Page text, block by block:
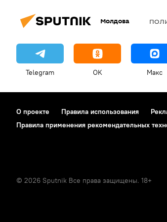
Молдова
Telegram OK Макс
О проекте Правила использования
Правила применения рекомендательных
© 2026 Sputnik Все права защищены. 18+